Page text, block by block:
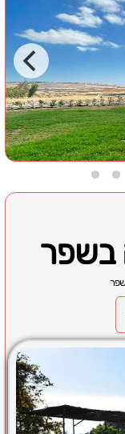
בשפר